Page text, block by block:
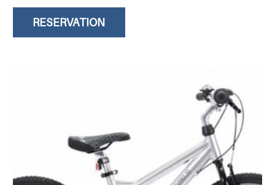
RESERVATION